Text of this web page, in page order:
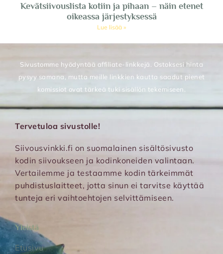
Kevätsiivouslista kotiin ja pihaan – näin etenet
oikeassa järjestyksessä
Lue lisää »
Sivustomme hyödyntää affiliate-linkkejä. Ostoksesi hinta
pysyy samana, mutta meille linkkien kautta saadut pienet
komissiot ovat tärkeä tuki sisällön tekemiseen.
Tervetuloa sivustolle!
Siivousvinkki.fi on suomalainen sisältösivusto
kodin siivoukseen ja kodinkoneiden valintaan.
Vertailemme ja testaamme kodin tärkeimmät
puhdistuslaitteet, jotta sinun ei tarvitse käyttää
tunteja eri vaihtoehtojen selvittämiseen.
Yleistä
Etusivu